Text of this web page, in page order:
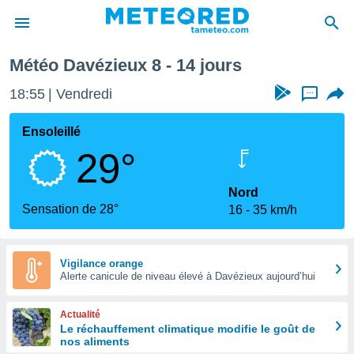
de
Météo Davézieux 8 - 14 jours
18:55 Vendredi ...
Ensoleillé
29°
Sensation de 28°
Nord
16
35 km/h
Vigilance orange
Alerte canicule de niveau élevé à Davézieux aujourd’hui
Actualité
Le réchauffement climatique modifie le goût de
nos aliments